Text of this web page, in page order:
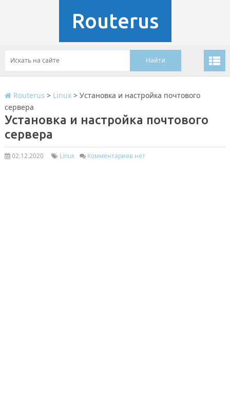
Routerus
Routerus > Linux> Установка и настройка почтового
сервера
Установка и настройка почтового
сервера
02.12.2020 Linux Комментариев нет